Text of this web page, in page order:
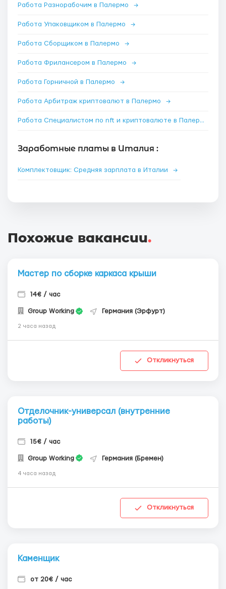
Работа Разнорабочим в Палермо →
Работа Упаковщиком в Палермо →
Работа Сборщиком в Палермо →
Работа Фрилансером в Палермо →
Работа Горничной в Палермо →
Работа Арбитраж криптовалют в Палермо →
Работа Специалистом по nft и криптовалюте в Палермо
Заработные платы в Италия :
Комплектовщик: Средняя зарплата в Италии →
Похожие вакансии.
Мастер по сборке каркаса крыши
14€ / час
Group Working Германия (Эрфурт)
2 часа назад
Откликнуться
Отделочник-универсал (внутренние
работы)
15€ / час
Group Working Германия (Бремен)
4 часа назад
Откликнуться
Каменщик
от 20€ / час